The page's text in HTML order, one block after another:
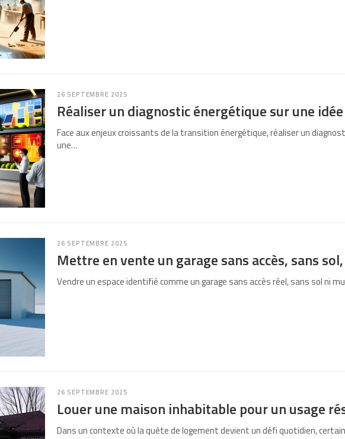
26 SEPTEMBRE 2025
Réaliser un diagnostic énergétique sur une
Face aux enjeux croissants de la transition énergétique, réaliser un
une…
26 SEPTEMBRE 2025
Mettre en vente un garage sans accès, sans
Vendre un espace identifié comme un garage sans accès réel, sans sol ni
26 SEPTEMBRE 2025
Louer une maison inhabitable pour un usage
Dans un contexte où la quête de logement devient un défi quotidien,